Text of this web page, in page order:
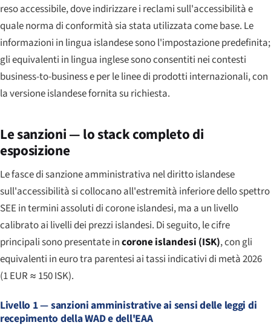
reso accessibile, dove indirizzare i reclami sull'accessibilità e
quale norma di conformità sia stata utilizzata come base. Le
informazioni in lingua islandese sono l'impostazione predefinita;
gli equivalenti in lingua inglese sono consentiti nei contesti
business-to-business e per le linee di prodotti internazionali, con
la versione islandese fornita su richiesta.
Le sanzioni — lo stack completo di
esposizione
Le fasce di sanzione amministrativa nel diritto islandese
sull'accessibilità si collocano all'estremità inferiore dello spettro
SEE in termini assoluti di corone islandesi, ma a un livello
calibrato ai livelli dei prezzi islandesi. Di seguito, le cifre
principali sono presentate incorone islandesi (ISK), con gli
equivalenti in euro tra parentesi ai tassi indicativi di metà 2026
(1 EUR ≈ 150 ISK).
Livello 1 — sanzioni amministrative ai sensi delle leggi di
recepimento della WAD e dell'EAA